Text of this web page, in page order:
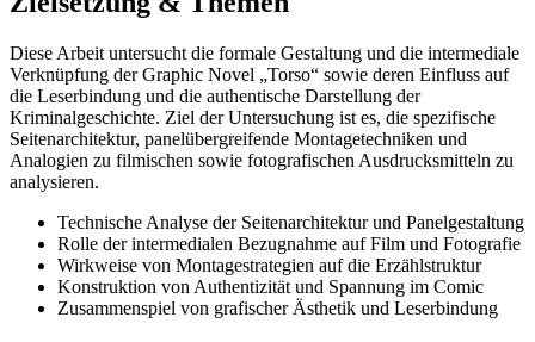
Diese Arbeit untersucht die formale Gestaltung und die intermediale
Verknüpfung der Graphic Novel „Torso“ sowie deren Einfluss auf
die Leserbindung und die authentische Darstellung der
Kriminalgeschichte. Ziel der Untersuchung ist es, die spezifische
Seitenarchitektur, panelübergreifende Montagetechniken und
Analogien zu filmischen sowie fotografischen Ausdrucksmitteln zu
analysieren.
Technische Analyse der Seitenarchitektur und Panelgestaltung
Rolle der intermedialen Bezugnahme auf Film und Fotografie
Wirkweise von Montagestrategien auf die Erzählstruktur
Konstruktion von Authentizität und Spannung im Comic
Zusammenspiel von grafischer Ästhetik und Leserbindung